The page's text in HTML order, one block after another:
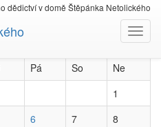
dědictví v domě Štěpánka Netolického
2025
Pá So
Ne
1
6 7
8